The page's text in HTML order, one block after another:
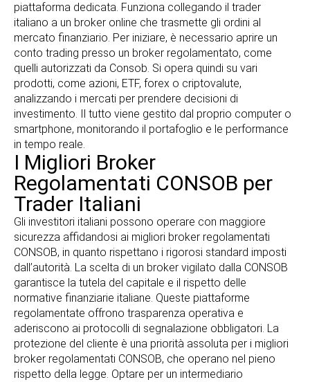
piattaforma dedicata. Funziona collegando il trader
italiano a un broker online che trasmette gli ordini al
mercato finanziario. Per iniziare, è necessario aprire un
conto trading presso un broker regolamentato, come
quelli autorizzati da Consob. Si opera quindi su vari
prodotti, come azioni, ETF, forex o criptovalute,
analizzando i mercati per prendere decisioni di
investimento. Il tutto viene gestito dal proprio computer o
smartphone, monitorando il portafoglio e le performance
in tempo reale.
I Migliori Broker
Regolamentati CONSOB per
Trader Italiani
Gli investitori italiani possono operare con maggiore
sicurezza affidandosi ai migliori broker regolamentati
CONSOB, in quanto rispettano i rigorosi standard imposti
dall’autorità. La scelta di un broker vigilato dalla CONSOB
garantisce la tutela del capitale e il rispetto delle
normative finanziarie italiane. Queste piattaforme
regolamentate offrono trasparenza operativa e
aderiscono ai protocolli di segnalazione obbligatori. La
protezione del cliente è una priorità assoluta per i migliori
broker regolamentati CONSOB, che operano nel pieno
rispetto della legge. Optare per un intermediario